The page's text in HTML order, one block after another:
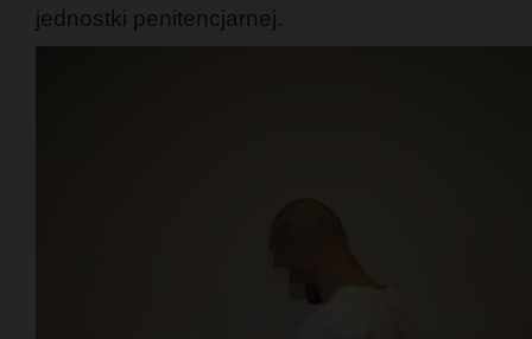
jednostki penitencjarnej.